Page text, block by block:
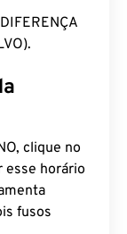
clique no
esse horário
fusos